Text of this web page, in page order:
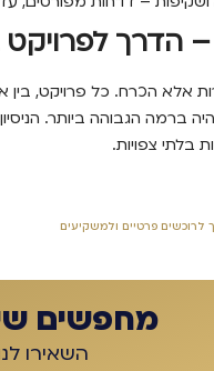
– הדרך לפרויקט
אלא הכרח. כל פרויקט,
ברמה הגבוהה ביותר.
בלתי צפויות.
לרוכשים פרטיים ולמשקיעים
מחפשים
השאירו